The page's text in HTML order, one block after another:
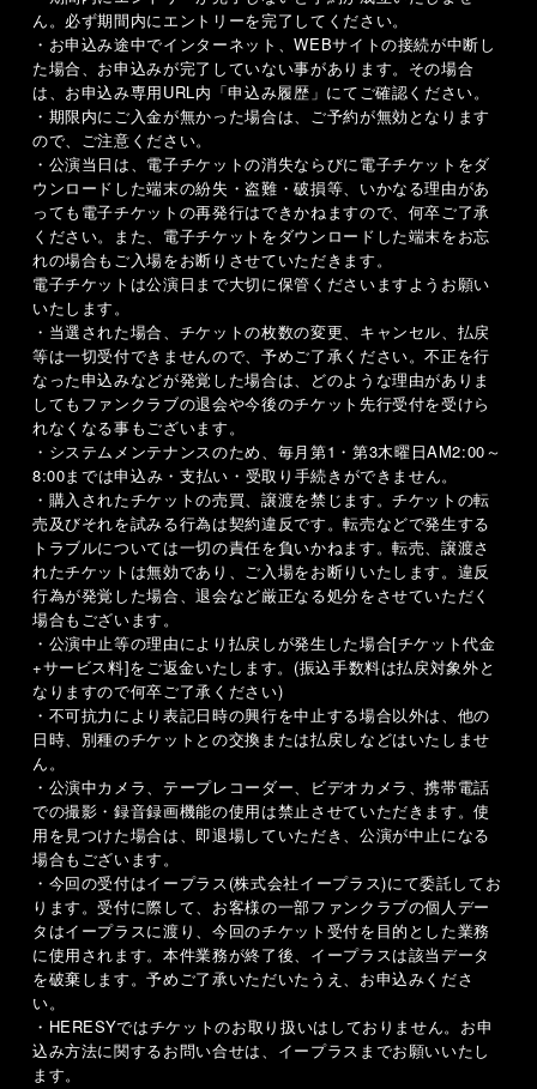
ん。必ず期間内にエントリーを完了してください。
・お申込み途中でインターネット、WEBサイトの接続が中断し
た場合、お申込みが完了していない事があります。その場合
は、お申込み専用URL内「申込み履歴」にてご確認ください。
・期限内にご入金が無かった場合は、ご予約が無効となります
ので、ご注意ください。
・公演当日は、電子チケットの消失ならびに電子チケットをダ
ウンロードした端末の紛失・盗難・破損等、いかなる理由があ
っても電子チケットの再発行はできかねますので、何卒ご了承
ください。また、電子チケットをダウンロードした端末をお忘
れの場合もご入場をお断りさせていただきます。
電子チケットは公演日まで大切に保管くださいますようお願い
いたします。
・当選された場合、チケットの枚数の変更、キャンセル、払戻
等は一切受付できませんので、予めご了承ください。不正を行
なった申込みなどが発覚した場合は、どのような理由がありま
してもファンクラブの退会や今後のチケット先行受付を受けら
れなくなる事もございます。
・システムメンテナンスのため、毎月第1 ・第3木曜日AM2:00～
8:00までは申込み・支払い・受取り手続きができません。
・購入されたチケットの売買、譲渡を禁じます。チケットの転
売及びそれを試みる行為は契約違反です。転売などで発生する
トラブルについては一切の責任を負いかねます。転売、譲渡さ
れたチケットは無効であり、ご入場をお断りいたします。違反
行為が発覚した場合、退会など厳正なる処分をさせていただく
場合もございます。
・公演中止等の理由により払戻しが発生した場合[チケット代金
+サービス料]をご返金いたします。 (振込手数料は払戻対象外と
なりますので何卒ご了承ください)
・不可抗力により表記日時の興行を中止する場合以外は、他の
日時、別種のチケットとの交換または払戻しなどはいたしませ
ん。
・公演中カメラ、テープレコーダー、ビデオカメラ、携帯電話
での撮影・録音録画機能の使用は禁止させていただきます。使
用を見つけた場合は、即退場していただき、公演が中止になる
場合もございます。
・今回の受付はイープラス(株式会社イープラス)にて委託してお
ります。受付に際して、お客様の一部ファンクラブの個人デー
タはイープラスに渡り、今回のチケット受付を目的とした業務
に使用されます。本件業務が終了後、イープラスは該当データ
を破棄します。予めご了承いただいたうえ、お申込みくださ
い。
・ HERESYではチケットのお取り扱いはしておりません。お申
込み方法に関するお問い合せは、イープラスまでお願いいたし
ます。